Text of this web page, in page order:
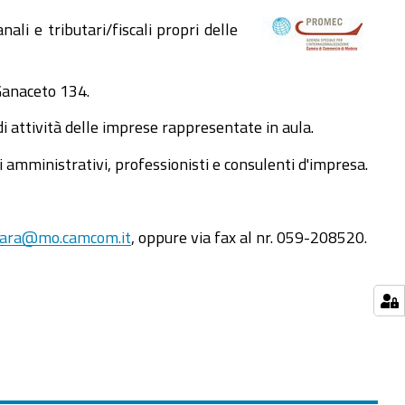
e tributari/fiscali propri delle
134.
attività delle imprese rappresentate in aula.
professionisti e consulenti d'impresa.
, oppure via fax al nr. 059-208520.